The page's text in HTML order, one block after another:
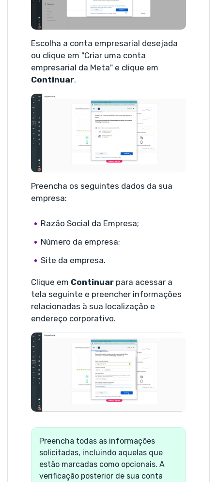
Escolha a conta empresarial desejada
ou clique em "Criar uma conta
empresarial da Meta" e clique em
Continuar.
Preencha os seguintes dados da sua
empresa:
Razão Social da Empresa;
Número da empresa;
Site da empresa.
Clique em Continuar para acessar a
tela seguinte e preencher informações
relacionadas à sua localização e
endereço corporativo.
Preencha todas as informações
solicitadas, incluindo aquelas que
estão marcadas como opcionais. A
verificação posterior de sua conta